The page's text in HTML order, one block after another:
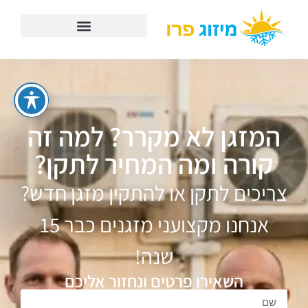
המזגן לא מקרר? למה זה
קורה ומה המחיר לתקן?
צריכים לתקן או להתקין מזגן חדש?
אנחנו מקצועני מזגנים כבר 15
שנה!
השאירו פרטים ונחזור אליכם